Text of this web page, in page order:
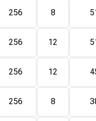
8
256
12
256
12
256
8
256